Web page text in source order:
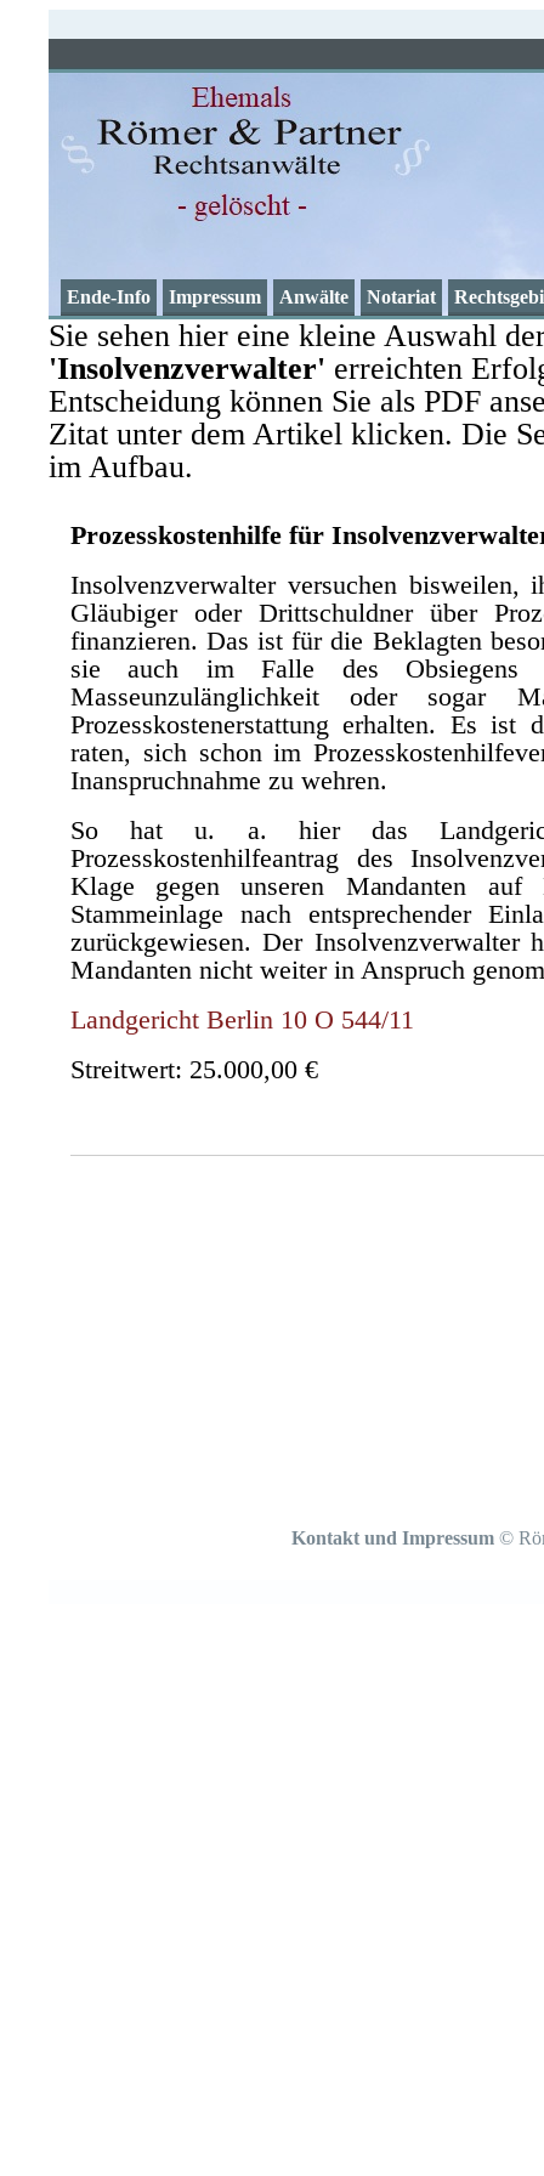
Römer und Partner
Die Rechtsanwalts-Partnergesellschaft wurde beendet!
Ende-Info Impressum Anwälte Notariat
Sie sehen hier eine kleine Auswahl
'Insolvenzverwalter' erreichten
Entscheidung können Sie als PDF
Zitat unter dem Artikel klicken. Die
im Aufbau.
Prozesskostenhilfe für
Insolvenzverwalter versuchen bisweilen,
Gläubiger oder Drittschuldner über
finanzieren. Das ist für die Beklagten
sie auch im Falle des Obsiegens
Masseunzulänglichkeit oder sogar
Prozesskostenerstattung erhalten. Es ist
raten, sich schon im
Inanspruchnahme zu wehren.
So hat u. a. hier das
Prozesskostenhilfeantrag des
Klage gegen unseren Mandanten auf
Stammeinlage nach entsprechender
zurückgewiesen. Der Insolvenzverwalter
Mandanten nicht weiter in Anspruch
Landgericht Berlin 10 O 544/11
Streitwert: 25.000,00 €
Kontakt und Impressum ©